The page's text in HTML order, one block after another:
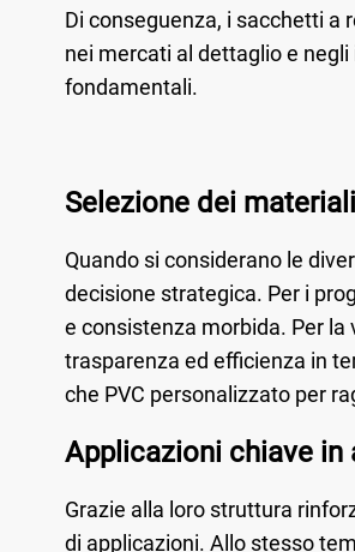
Di conseguenza, i sacchetti a
nei mercati al dettaglio e
fondamentali.
Selezione dei
Quando si considerano le
decisione strategica. Per i
e consistenza morbida. Per la
trasparenza ed efficienza in
che PVC personalizzato per
Applicazioni chiave
Grazie alla loro struttura
di applicazioni. Allo stesso